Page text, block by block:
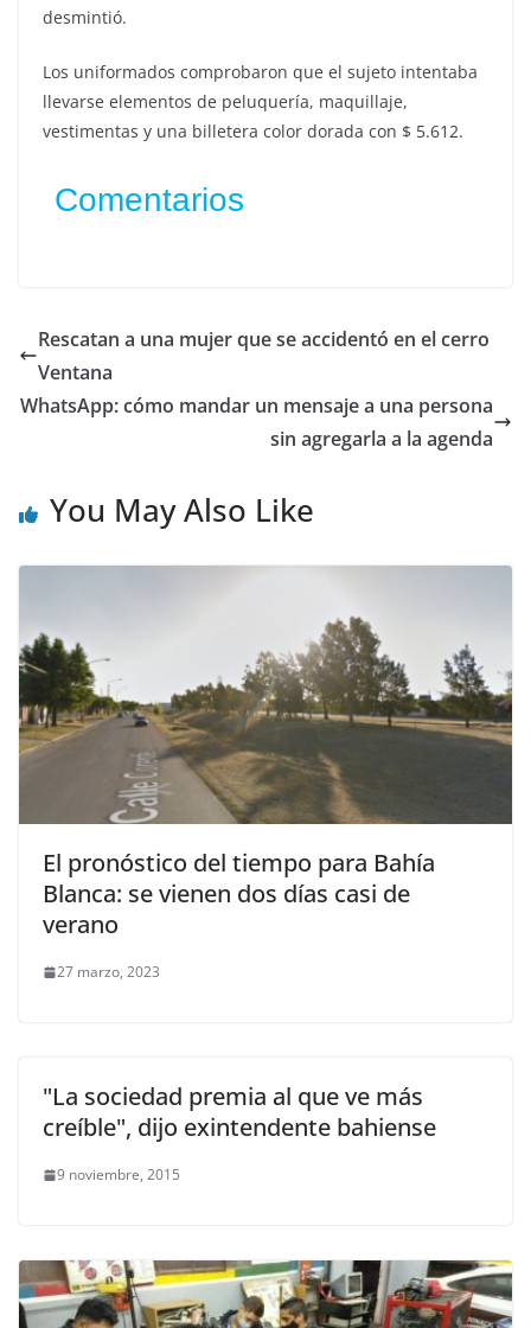
desmintió.
Los uniformados comprobaron que el sujeto intentaba
llevarse elementos de peluquería, maquillaje,
vestimentas y una billetera color dorada con $ 5.612.
Comentarios
Rescatan a una mujer que se accidentó en el cerro
Ventana
WhatsApp: cómo mandar un mensaje a una persona
sin agregarla a la agenda
You May Also Like
El pronóstico del tiempo para Bahía
Blanca: se vienen dos días casi de
verano
27 marzo, 2023
"La sociedad premia al que ve más
creíble", dijo exintendente bahiense
9 noviembre, 2015